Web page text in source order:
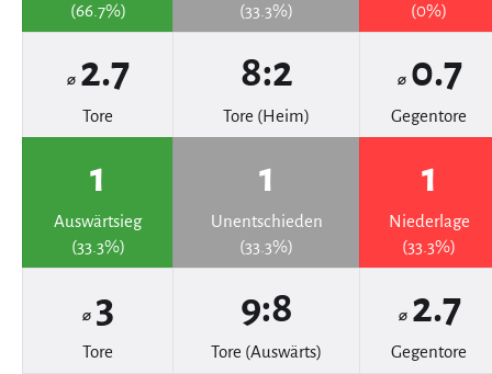
(66.7%)
(33.3%)
(0%)
⌀ 2.7
Tore
8:2
Tore (Heim)
⌀ 0.7
Gegentore
1
Auswärtsieg
(33.3%)
1
Unentschieden
(33.3%)
1
Niederlage
(33.3%)
⌀ 3
Tore
9:8
Tore (Auswärts)
⌀ 2.7
Gegentore